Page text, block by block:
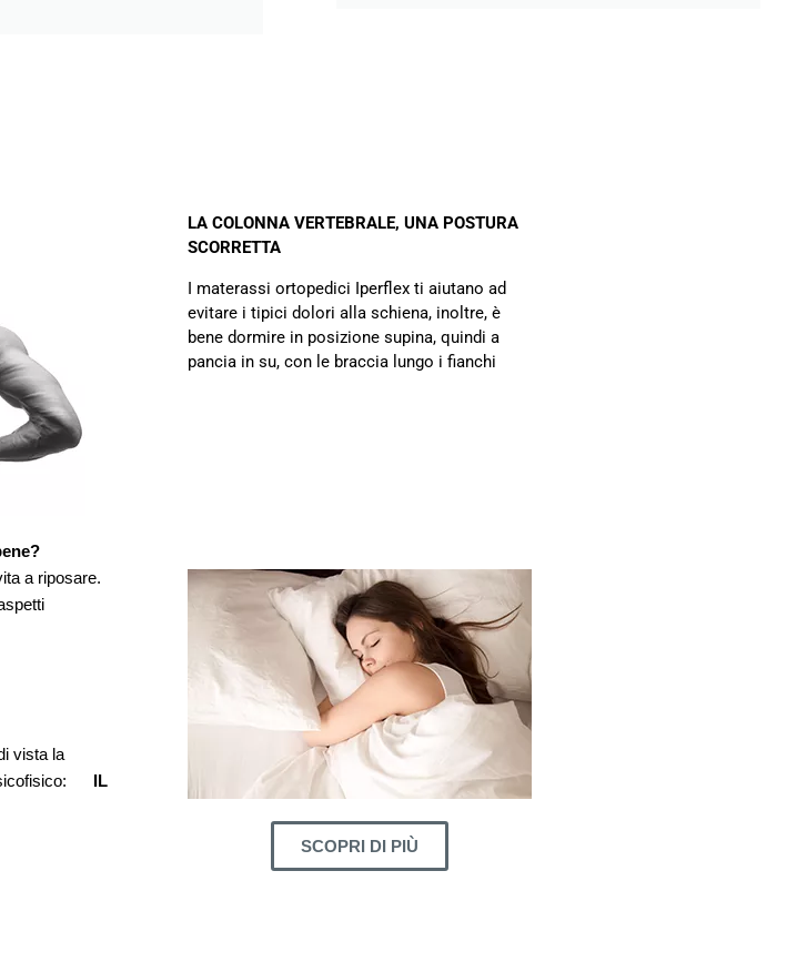
a riposare.
vista la
IL
LA COLONNA VERTEBRALE, UNA POSTURA
SCORRETTA
I materassi ortopedici Iperflex ti aiutano ad
evitare i tipici dolori alla schiena, inoltre, è
bene dormire in posizione supina, quindi a
pancia in su, con le braccia lungo i fianchi
SCOPRI DI PIÙ